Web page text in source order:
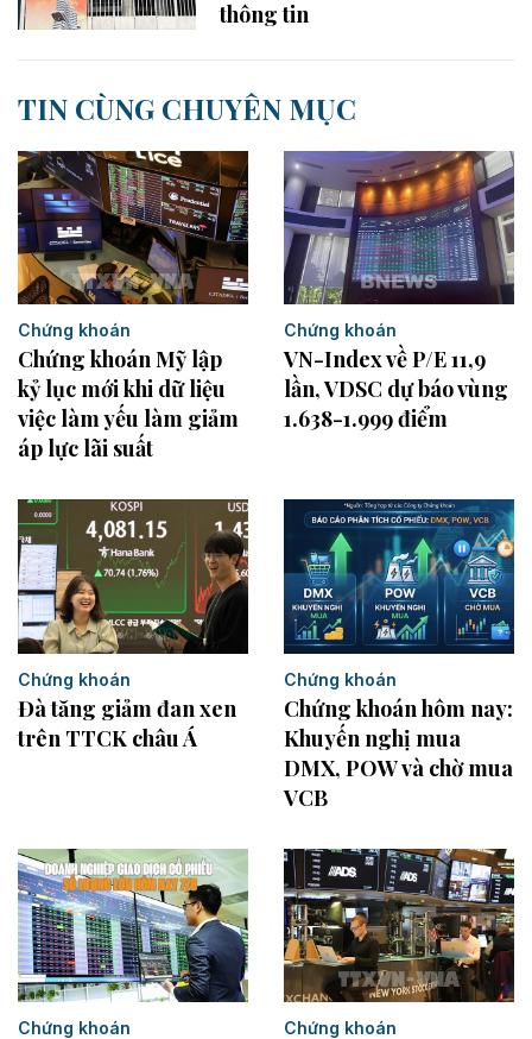
thông tin
TIN CÙNG CHUYÊN MỤC
Chứng khoán
Chứng khoán Mỹ lập
kỷ lục mới khi dữ liệu
việc làm yếu làm giảm
áp lực lãi suất
Chứng khoán
VN-Index về P/E 11,9
lần, VDSC dự báo vùng
1.638-1.999 điểm
Chứng khoán
Đà tăng giảm đan xen
trên TTCK châu Á
Chứng khoán
Chứng khoán hôm nay:
Khuyến nghị mua
DMX, POW và chờ mua
VCB
Chứng khoán Chứng khoán